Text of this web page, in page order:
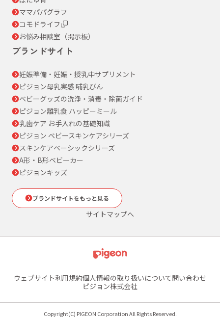
ママパパグラフ
コモドライフ
お悩み相談室（掲示板）
ブランドサイト
妊娠準備・妊娠・授乳中サプリメント
ピジョン母乳実感 哺乳びん
ベビーグッズの洗浄・消毒・除菌ガイド
ピジョン離乳食 ハッピーミール
乳歯ケア お手入れの基礎知識
ピジョン ベビースキンケアシリーズ
スキンケアベーシックシリーズ
A形・B形ベビーカー
ピジョンキッズ
ブランドサイトをもっと見る
サイトマップへ
ウェブサイト利用規約個人情報の取り扱いについて問い合わせ
ピジョン株式会社
Copyright(C) PIGEON Corporation All Rights Reserved.